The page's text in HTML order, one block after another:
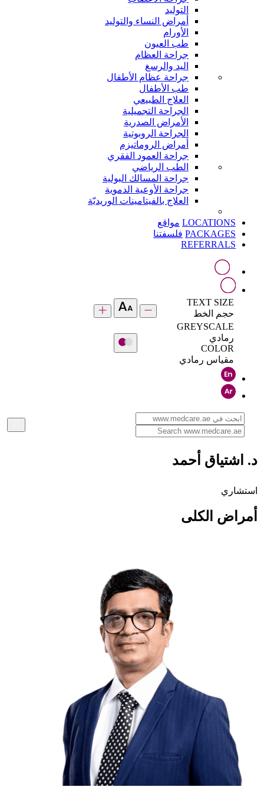
التوليد
أمراض النساء والتوليد
الأورام
طب العيون
جراحة العظام
اليد والرسغ
جراحة عظام الأطفال
طب الأطفال
العلاج الطبيعي
الجراحة التجميلية
الأمراض الصدرية
الجراحة الروبوتية
أمراض الروماتيزم
جراحة العمود الفقري
الطب الرياضي
جراحة المسالك البولية
جراحة الأوعية الدموية
العلاج بالفيتامينات الوريديّة
LOCATIONS مواقع
PACKAGES فلسفتنا
REFERRALS
TEXT SIZE
حجم الخط
GREYSCALE
رمادي
COLOR
مقياس رمادي
د. اشتياق أحمد
استشاري
أمراض الكلى